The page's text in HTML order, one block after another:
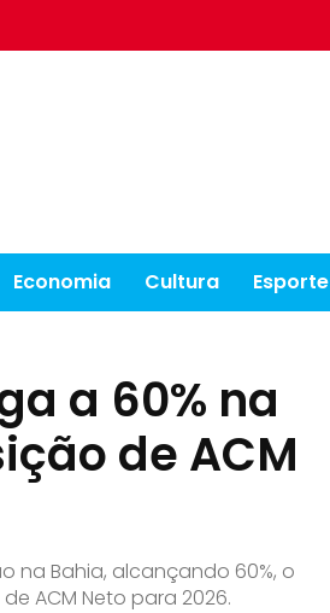
Economia Cultura Esporte
a 60% na
de ACM
na Bahia, alcançando 60%, o
ACM Neto para 2026.